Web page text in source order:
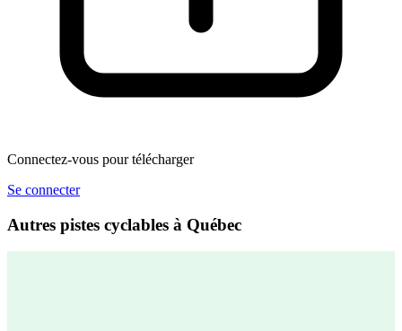
Connectez-vous pour télécharger
Se connecter
Autres pistes cyclables à Québec